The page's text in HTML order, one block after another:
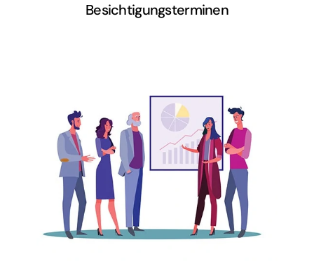
Besichtigungsterminen
Passt euer Budget zu den Umbau-
und Sanierungswünschen? Wir finden
es gemeinsam heraus und schützen
euch vor Kostenfallen.